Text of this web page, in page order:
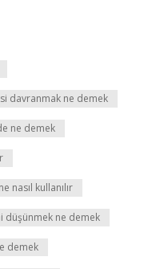
davranmak ne demek
ne demek
nasıl kullanılır
düşünmek ne demek
demek